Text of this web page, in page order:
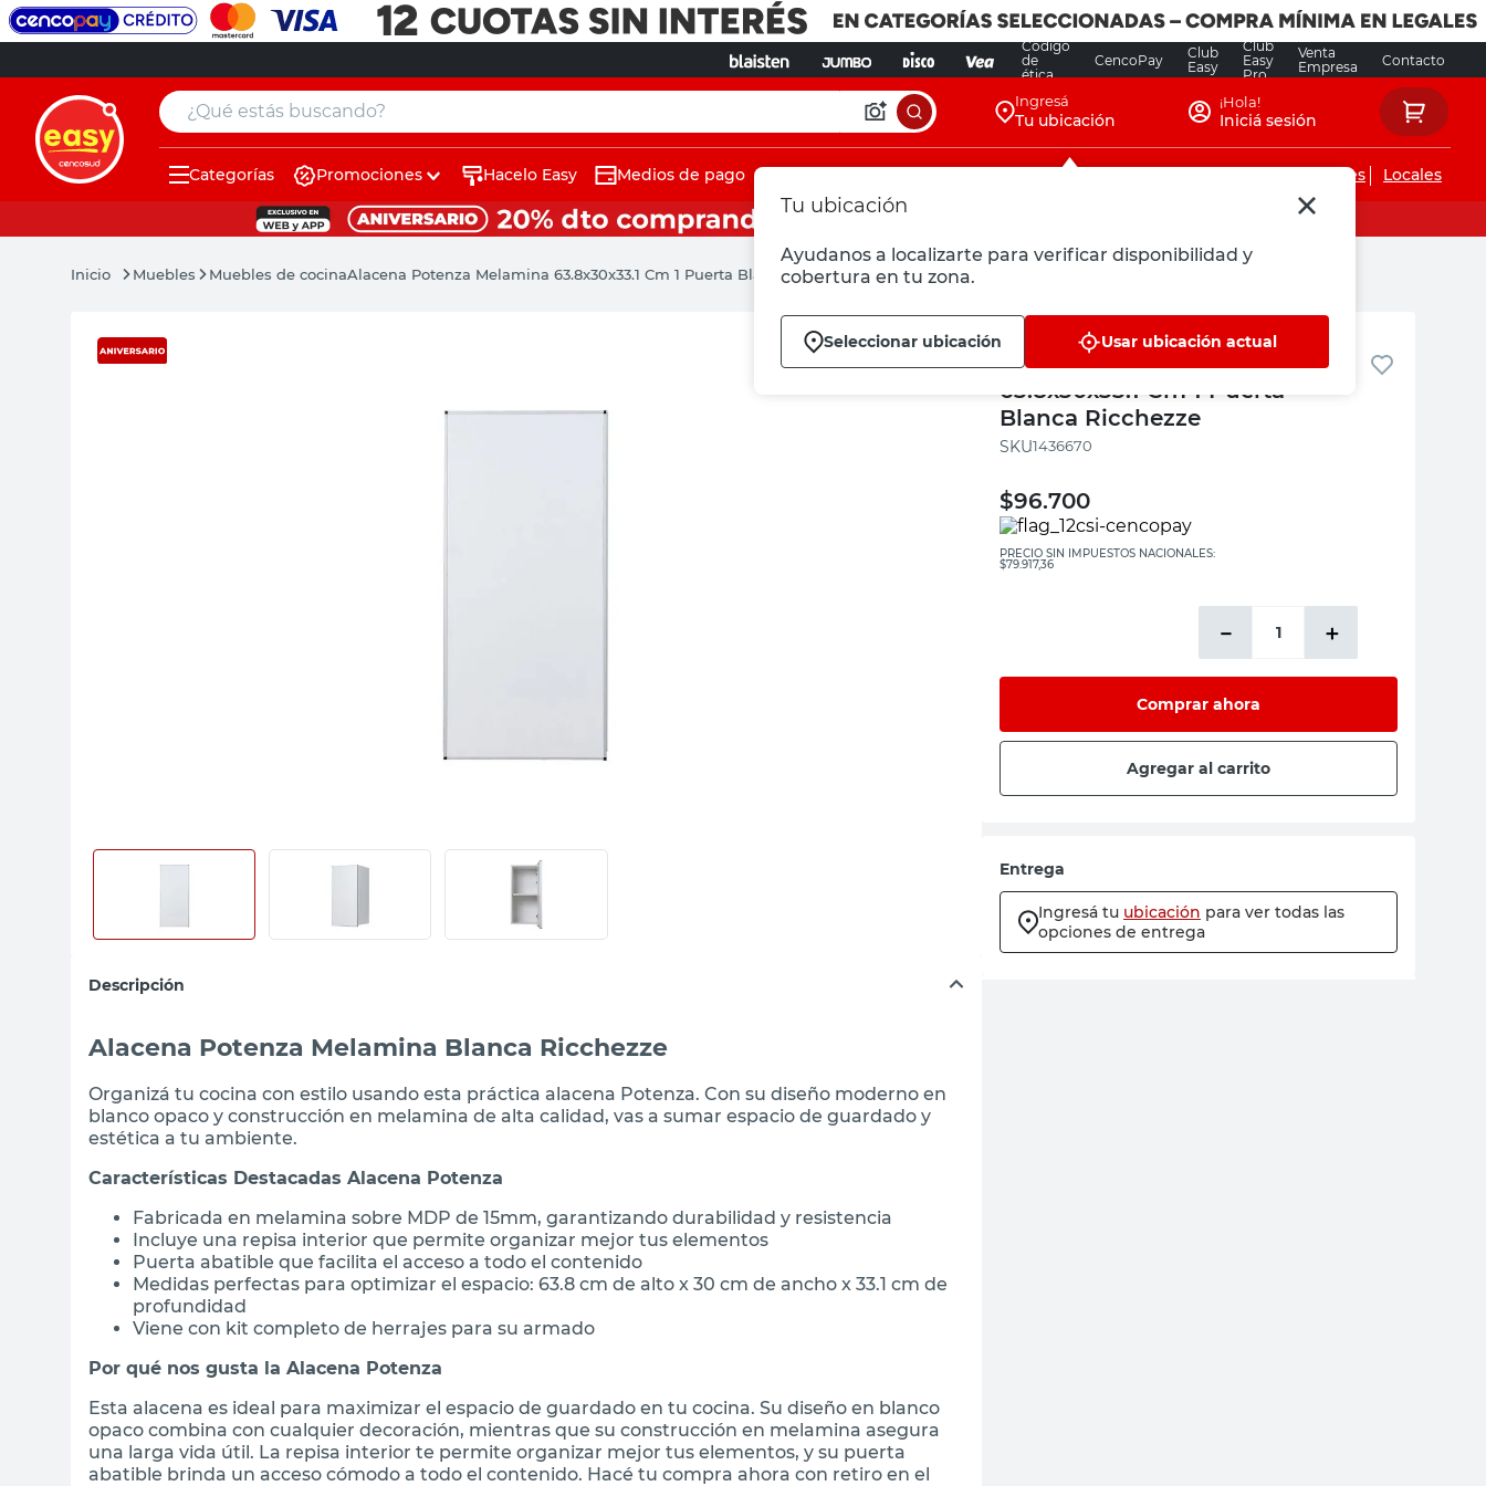
Código
de
ética
CencoPay
Club
Easy
Club
Easy
Pro
Venta
Empresa
Contacto
¿Qué estás buscando? Ingresá
Tu ubicación
Tu ubicación
Ayudanos a localizarte para verificar disponibilidad y
cobertura en tu zona.
Seleccionar ubicación Usar ubicación actual
¡Hola!
Iniciá sesión
Categorías Promociones Hacelo Easy Medios de pago Servicios de instalaciones Locales
Muebles Muebles de cocinaAlacena Potenza Melamina 63.8x30x33.1 Cm 1 Puerta Blanca Ricchezze
Descripción
Alacena Potenza Melamina Blanca Ricchezze
Organizá tu cocina con estilo usando esta práctica alacena Potenza. Con su diseño moderno en
blanco opaco y construcción en melamina de alta calidad, vas a sumar espacio de guardado y
estética a tu ambiente.
Características Destacadas Alacena Potenza
Fabricada en melamina sobre MDP de 15mm, garantizando durabilidad y resistencia
Incluye una repisa interior que permite organizar mejor tus elementos
Puerta abatible que facilita el acceso a todo el contenido
Medidas perfectas para optimizar el espacio: 63.8 cm de alto x 30 cm de ancho x 33.1 cm de
profundidad
Viene con kit completo de herrajes para su armado
Por qué nos gusta la Alacena Potenza
Esta alacena es ideal para maximizar el espacio de guardado en tu cocina. Su diseño en blanco
opaco combina con cualquier decoración, mientras que su construcción en melamina asegura
una larga vida útil. La repisa interior te permite organizar mejor tus elementos, y su puerta
abatible brinda un acceso cómodo a todo el contenido. Hacé tu compra ahora con retiro en el
Ricchezze
Alacena Potenza Melamina
63.8x30x33.1 Cm 1 Puerta
Blanca Ricchezze
:1436670
$96.700
PRECIO SIN IMPUESTOS NACIONALES:
$79.917,36
＋
－
Comprar ahora
Agregar al carrito
Entrega
Ingresá tu ubicación para ver todas las
opciones de entrega
muebles